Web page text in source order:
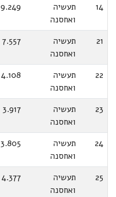
14
תעשיה
ואחסנה
9.249
21
תעשיה
ואחסנה
7.557
22
תעשיה
ואחסנה
4.108
23
תעשיה
ואחסנה
3.917
24
תעשיה
ואחסנה
3.805
25
תעשיה
ואחסנה
4.377